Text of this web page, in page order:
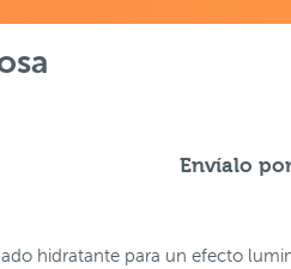
Envíalo
hidratante para un efecto